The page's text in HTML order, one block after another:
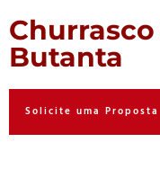
Butanta
Solicite uma Proposta